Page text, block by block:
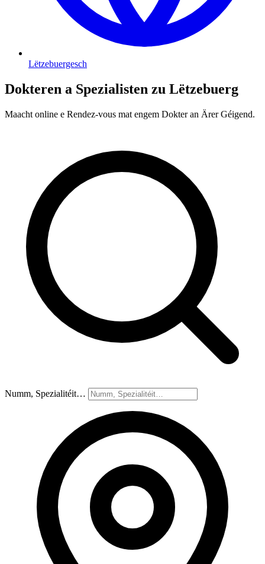
Lëtzebuergesch
Dokteren a Spezialisten zu Lëtzebuerg
Maacht online e Rendez-vous mat engem Dokter an Ärer Géigend.
Numm, Spezialitéit…